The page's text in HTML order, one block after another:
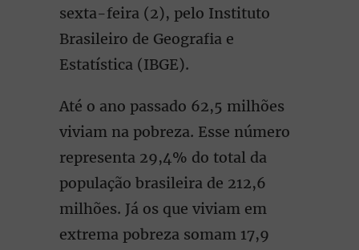
sexta-feira (2), pelo Instituto
Brasileiro de Geografia e
Estatística (IBGE).
Até o ano passado 62,5 milhões
viviam na pobreza. Esse número
representa 29,4% do total da
população brasileira de 212,6
milhões. Já os que viviam em
extrema pobreza somam 17,9